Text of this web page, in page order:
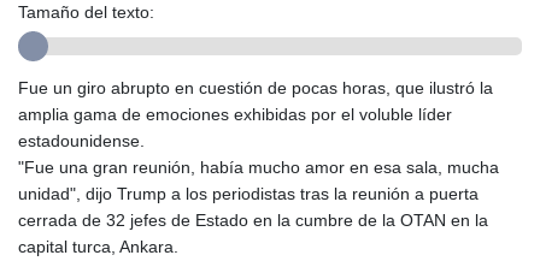
GNF 10128.411837
GYD 241.227629
HKD 9.058306
HRK 7.534038
HTG 150.767698
HUF 362.223087
Tamaño del texto:
Fue un giro abrupto en cuestión de pocas horas, que ilustró la
amplia gama de emociones exhibidas por el voluble líder
estadounidense.
"Fue una gran reunión, había mucho amor en esa sala, mucha
unidad", dijo Trump a los periodistas tras la reunión a puerta
cerrada de 32 jefes de Estado en la cumbre de la OTAN en la
capital turca, Ankara.